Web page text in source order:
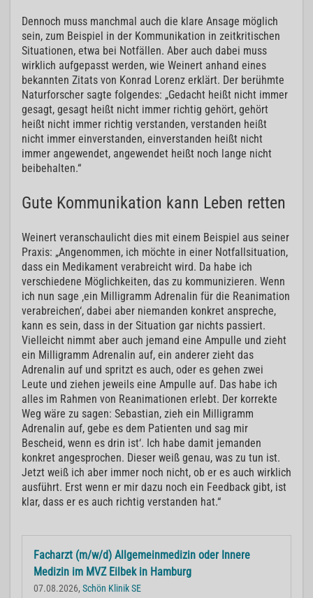
Dennoch muss manchmal auch die klare Ansage möglich
sein, zum Beispiel in der Kommunikation in zeitkritischen
Situationen, etwa bei Notfällen. Aber auch dabei muss
wirklich aufgepasst werden, wie Weinert anhand eines
bekannten Zitats von Konrad Lorenz erklärt. Der berühmte
Naturforscher sagte folgendes: „Gedacht heißt nicht immer
gesagt, gesagt heißt nicht immer richtig gehört, gehört
heißt nicht immer richtig verstanden, verstanden heißt
nicht immer einverstanden, einverstanden heißt nicht
immer angewendet, angewendet heißt noch lange nicht
beibehalten.“
Gute Kommunikation kann Leben retten
Weinert veranschaulicht dies mit einem Beispiel aus seiner
Praxis: „Angenommen, ich möchte in einer Notfallsituation,
dass ein Medikament verabreicht wird. Da habe ich
verschiedene Möglichkeiten, das zu kommunizieren. Wenn
ich nun sage ‚ein Milligramm Adrenalin für die Reanimation
verabreichen‘, dabei aber niemanden konkret anspreche,
kann es sein, dass in der Situation gar nichts passiert.
Vielleicht nimmt aber auch jemand eine Ampulle und zieht
ein Milligramm Adrenalin auf, ein anderer zieht das
Adrenalin auf und spritzt es auch, oder es gehen zwei
Leute und ziehen jeweils eine Ampulle auf. Das habe ich
alles im Rahmen von Reanimationen erlebt. Der korrekte
Weg wäre zu sagen: Sebastian, zieh ein Milligramm
Adrenalin auf, gebe es dem Patienten und sag mir
Bescheid, wenn es drin ist‘. Ich habe damit jemanden
konkret angesprochen. Dieser weiß genau, was zu tun ist.
Jetzt weiß ich aber immer noch nicht, ob er es auch wirklich
ausführt. Erst wenn er mir dazu noch ein Feedback gibt, ist
klar, dass er es auch richtig verstanden hat.“
Facharzt (m/w/d) Allgemeinmedizin oder Innere
Medizin im MVZ Eilbek in Hamburg
07.08.2026, Schön Klinik SE